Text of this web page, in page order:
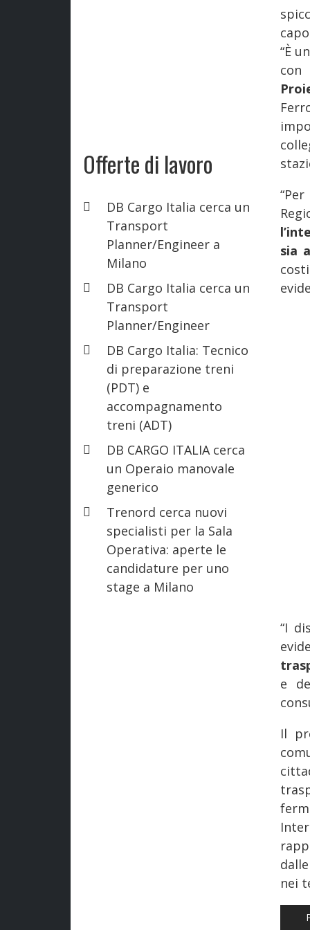
Offerte di lavoro
DB Cargo Italia cerca un
Transport
Planner/Engineer a
Milano
DB Cargo Italia cerca un
Transport
Planner/Engineer
DB Cargo Italia: Tecnico
di preparazione treni
(PDT) e
accompagnamento
treni (ADT)
DB CARGO ITALIA cerca
un Operaio manovale
generico
Trenord cerca nuovi
specialisti per la Sala
Operativa: aperte le
candidature per uno
stage a Milano
“È
con
sia
“I
e
Il
nei